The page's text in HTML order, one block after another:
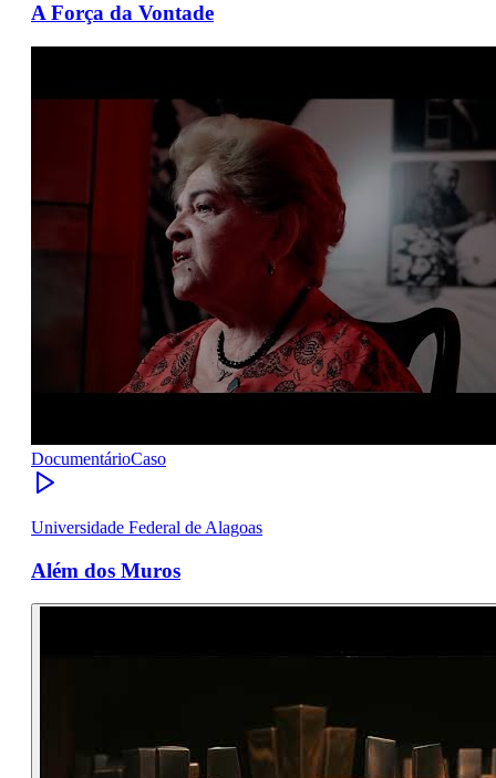
A Força da Vontade
DocumentárioCaso
Universidade Federal de Alagoas
Além dos Muros